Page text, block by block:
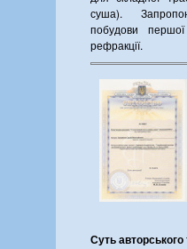
суша).
побудови
рефракції.
Суть авторського